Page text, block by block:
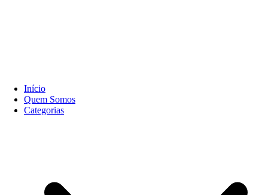
Início
Quem Somos
Categorias